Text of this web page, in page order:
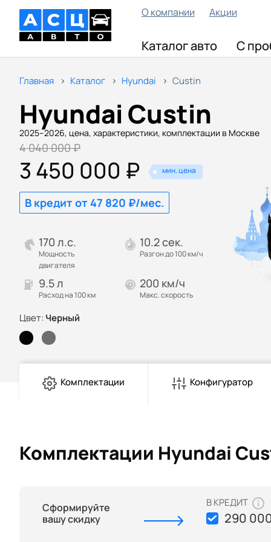
О компании Акции
Каталог авто С
Главная Каталог Hyundai Custin
Hyundai Custin
2025–2026, цена, характеристики, комплектации в Москве
4 040 000 ₽
3 450 000 ₽ мин. цена
В кредит от 47 820 ₽/мес.
170 л.с.
Мощность
двигателя
10.2 сек.
Разгон до 100 км/ч
9.5 л
Расход на 100 км
200 км/ч
Макс. скорость
Цвет: Черный
Комплектации Конфигуратор
Комплектации Hyundai
Сформируйте
вашу скидку
В КРЕДИТ
290